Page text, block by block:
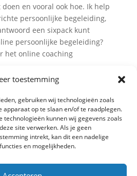
toestemming
gebruiken wij technologieën zoals
apparaat op te slaan en/of te raadplegen.
technologieën kunnen wij gegevens zoals
site verwerken. Als je geen
intrekt, kan dit een nadelige
en mogelijkheden.
en vooral ook hoe. Ik help
persoonlijke begeleiding,
een sixpack kunt
persoonlijke begeleiding?
het online coaching